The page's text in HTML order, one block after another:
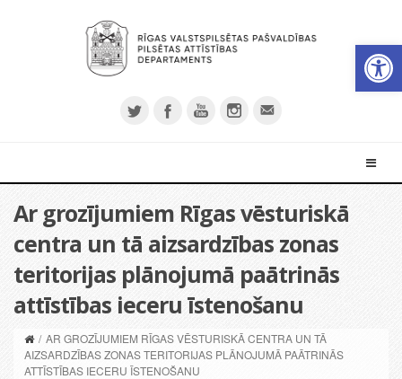
Ar grozījumiem Rīgas vēsturiskā
centra un tā aizsardzības zonas
teritorijas plānojumā paātrinās
attīstības ieceru īstenošanu
/ AR GROZĪJUMIEM RĪGAS VĒSTURISKĀ CENTRA UN TĀ
AIZSARDZĪBAS ZONAS TERITORIJAS PLĀNOJUMĀ PAĀTRINĀS
ATTĪSTĪBAS IECERU ĪSTENOŠANU